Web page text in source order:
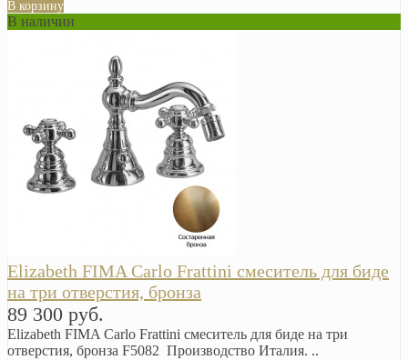
В корзину
В наличии
Elizabeth FIMA Carlo Frattini смеситель для биде
на три отверстия, бронза
89 300 руб.
Elizabeth FIMA Carlo Frattini смеситель для биде на три
отверстия, бронза F5082 Производство Италия. ..